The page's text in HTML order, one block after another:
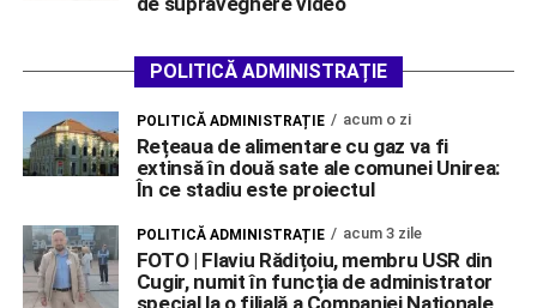
POLITICĂ ADMINISTRAȚIE
POLITICĂ ADMINISTRAȚIE acum o zi
Rețeaua de alimentare cu gaz va fi
extinsă în două sate ale comunei Unirea:
În ce stadiu este proiectul
POLITICĂ ADMINISTRAȚIE acum 3 zile
FOTO | Flaviu Rădițoiu, membru USR din
Cugir, numit în funcția de administrator